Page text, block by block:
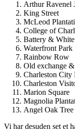
Arthur Ravenel
King Street
McLeod
College of
Battery &
Waterfront Park
Rainbow Row
Old exchange
Charleston City
Charleston
Marion Square
Magnolia
Angel Oak Tree
Vi har desuden set et